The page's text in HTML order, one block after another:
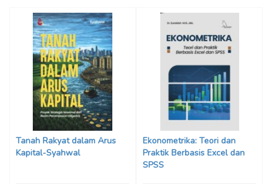
Tanah Rakyat dalam Arus
Kapital-Syahwal
Ekonometrika: Teori dan
Praktik Berbasis Excel dan
SPSS